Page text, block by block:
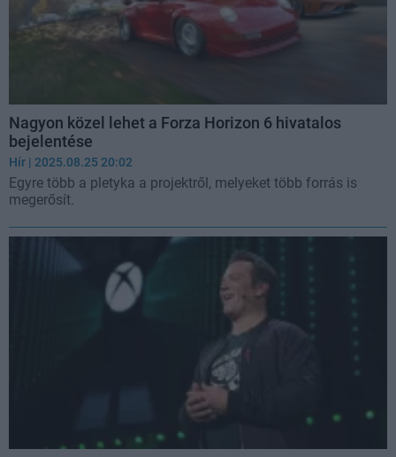
Nagyon közel lehet a Forza Horizon 6 hivatalos
bejelentése
Hír | 2025.08.25 20:02
Egyre több a pletyka a projektről, melyeket több forrás is
megerősít.